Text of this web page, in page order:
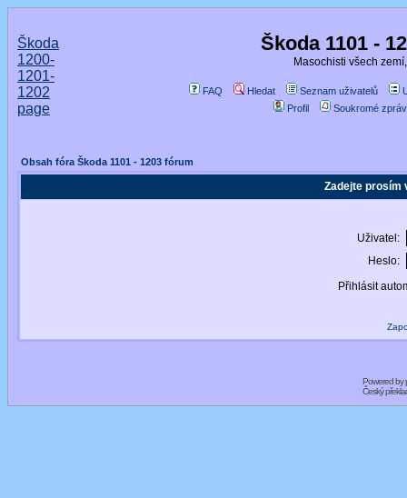
Škoda
1200-
1201-
1202
page
Škoda 1101 -
Masochisti všech
FAQ Hledat Seznam uživatelů
Profil
Soukromé
Obsah fóra Škoda 1101 - 1203 fórum
Zadejte prosím
Uživatel:
Heslo:
Přihlásit
Powered by
Český